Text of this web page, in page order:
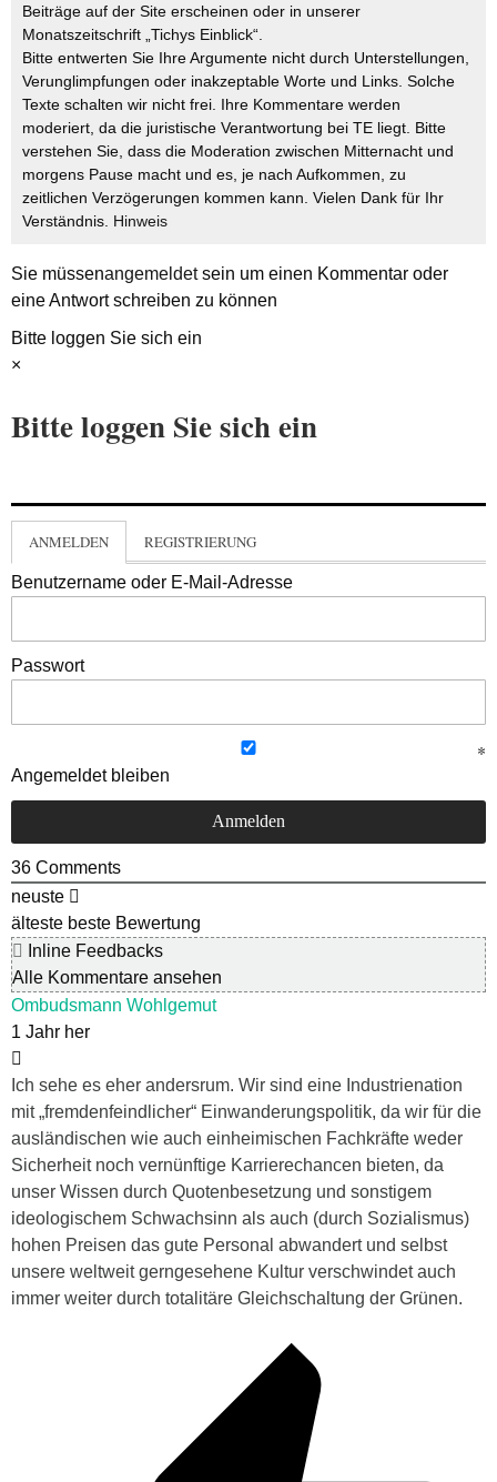
Beiträge auf der Site erscheinen oder in unserer
Monatszeitschrift „Tichys Einblick“.
Bitte entwerten Sie Ihre Argumente nicht durch Unterstellungen,
Verunglimpfungen oder inakzeptable Worte und Links. Solche
Texte schalten wir nicht frei. Ihre Kommentare werden
moderiert, da die juristische Verantwortung bei TE liegt. Bitte
verstehen Sie, dass die Moderation zwischen Mitternacht und
morgens Pause macht und es, je nach Aufkommen, zu
zeitlichen Verzögerungen kommen kann. Vielen Dank für Ihr
Verständnis. Hinweis
Sie müssenangemeldetsein um einen Kommentar oder
eine Antwort schreiben zu können
Bitte loggen Sie sich ein
×
Bitte loggen Sie sich ein
ANMELDEN REGISTRIERUNG
Benutzername oder E-Mail-Adresse
Passwort
Angemeldet bleiben
36 Comments
neuste
älteste beste Bewertung
Inline Feedbacks
Alle Kommentare ansehen
Ombudsmann Wohlgemut
1 Jahr her
Ich sehe es eher andersrum. Wir sind eine Industrienation
mit „fremdenfeindlicher“ Einwanderungspolitik, da wir für die
ausländischen wie auch einheimischen Fachkräfte weder
Sicherheit noch vernünftige Karrierechancen bieten, da
unser Wissen durch Quotenbesetzung und sonstigem
ideologischem Schwachsinn als auch (durch Sozialismus)
hohen Preisen das gute Personal abwandert und selbst
unsere weltweit gerngesehene Kultur verschwindet auch
immer weiter durch totalitäre Gleichschaltung der Grünen.